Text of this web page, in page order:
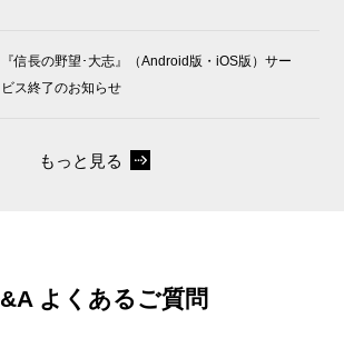
『信長の野望･大志』（Android版・iOS版）サー
ビス終了のお知らせ
もっと見る
決済メンテナンス情報（NET CASH）
よくあるご質問